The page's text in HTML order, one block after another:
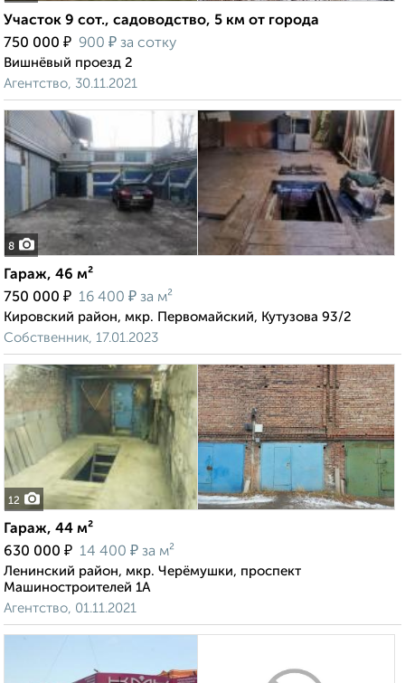
Участок 9 сот., садоводство, 5 км от города
750 000 ₽ 900 ₽ за сотку
Вишнёвый проезд 2
Агентство, 30.11.2021
8
Гараж, 46 м²
750 000 ₽ 16 400 ₽ за м²
Кировский район, мкр. Первомайский, Кутузова 93/2
Собственник, 17.01.2023
12
Гараж, 44 м²
630 000 ₽ 14 400 ₽ за м²
Ленинский район, мкр. Черёмушки, проспект
Машиностроителей 1А
Агентство, 01.11.2021